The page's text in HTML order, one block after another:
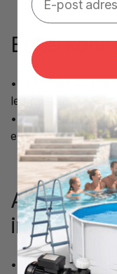
Enkel
• Lysdioder visar
ledtrådar för diagnos.
• Intuitivt
eller via
Appen ger
• pH-mätning,